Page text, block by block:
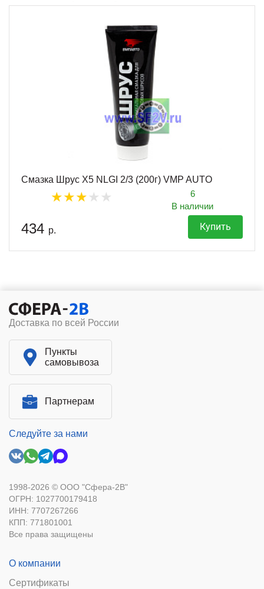
Смазка Шрус X5 NLGI 2/3 (200г) VMP AUTO
6
В наличии
434 р. Купить
Доставка по всей России
Пункты
самовывоза
Партнерам
Следуйте за нами
1998-2026 © ООО "Сфера-2В"
ОГРН: 1027700179418
ИНН: 7707267266
КПП: 771801001
Все права защищены
О компании
Сертификаты